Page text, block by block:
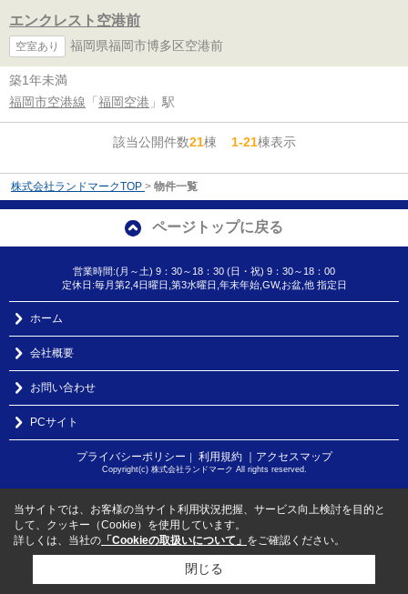
エンクレスト空港前
空室あり 福岡県福岡市博多区空港前
築1年未満
福岡市空港線 「 福岡空港 」駅
該当公開件数21棟 1-21棟表示
株式会社ランドマークTOP > 物件一覧
ページトップに戻る
営業時間:(月～土) 9：30～18：30 (日・祝) 9：30～18：00
定休日:毎月第2,4日曜日,第3水曜日,年末年始,GW,お盆,他 指定日
ホーム
会社概要
お問い合わせ
PCサイト
プライバシーポリシー ｜ 利用規約 ｜アクセスマップ
Copyright(c) 株式会社ランドマーク All rights reserved.
当サイトでは、お客様の当サイト利用状況把握、サービス向上検討を目的と
して、クッキー（Cookie）を使用しています。
詳しくは、当社の 「Cookieの取扱いについて」 をご確認ください。
閉じる